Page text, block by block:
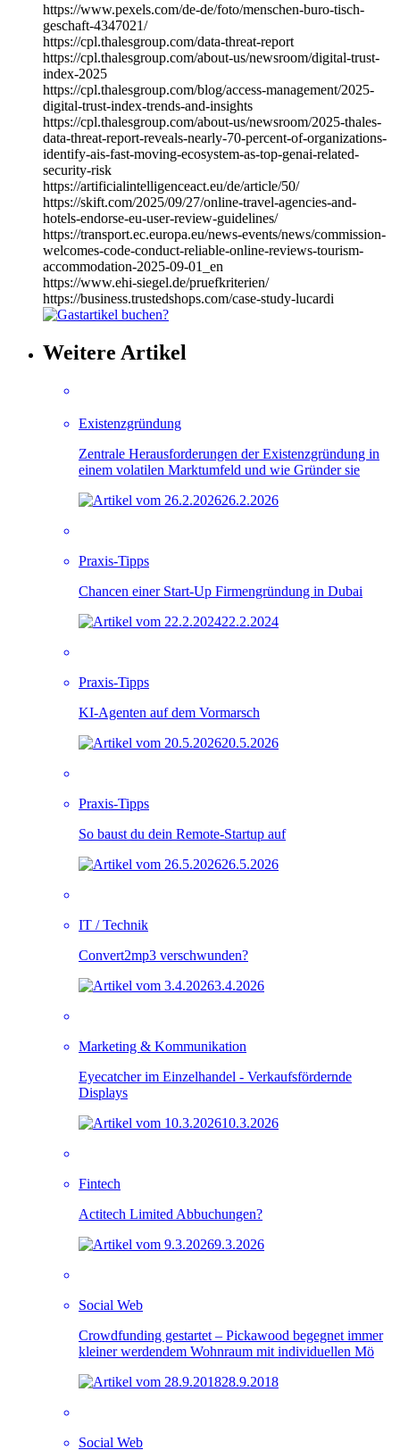
https://www.pexels.com/de-de/foto/menschen-buro-tisch-
geschaft-4347021/
https://cpl.thalesgroup.com/data-threat-report
https://cpl.thalesgroup.com/about-us/newsroom/digital-trust-
index-2025
https://cpl.thalesgroup.com/blog/access-management/2025-
digital-trust-index-trends-and-insights
https://cpl.thalesgroup.com/about-us/newsroom/2025-thales-
data-threat-report-reveals-nearly-70-percent-of-organizations-
identify-ais-fast-moving-ecosystem-as-top-genai-related-
security-risk
https://artificialintelligenceact.eu/de/article/50/
https://skift.com/2025/09/27/online-travel-agencies-and-
hotels-endorse-eu-user-review-guidelines/
https://transport.ec.europa.eu/news-events/news/commission-
welcomes-code-conduct-reliable-online-reviews-tourism-
accommodation-2025-09-01_en
https://www.ehi-siegel.de/pruefkriterien/
https://business.trustedshops.com/case-study-lucardi
Weitere Artikel
Existenzgründung
Zentrale Herausforderungen der Existenzgründung in
einem volatilen Marktumfeld und wie Gründer sie
26.2.2026
Praxis-Tipps
Chancen einer Start-Up Firmengründung in Dubai
22.2.2024
Praxis-Tipps
KI-Agenten auf dem Vormarsch
20.5.2026
Praxis-Tipps
So baust du dein Remote-Startup auf
26.5.2026
IT / Technik
Convert2mp3 verschwunden?
3.4.2026
Marketing & Kommunikation
Eyecatcher im Einzelhandel - Verkaufsfördernde
Displays
10.3.2026
Fintech
Actitech Limited Abbuchungen?
9.3.2026
Social Web
Crowdfunding gestartet – Pickawood begegnet immer
kleiner werdendem Wohnraum mit individuellen Mö
28.9.2018
Social Web